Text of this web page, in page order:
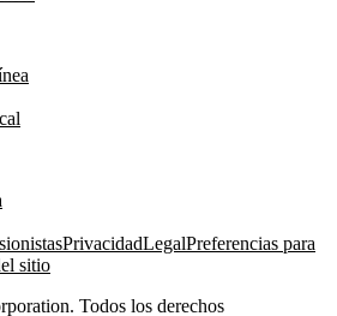
PrivacidadLegalPreferencias para
sitio
Todos los derechos